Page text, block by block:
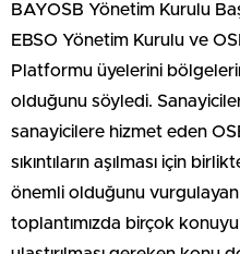
BAYOSB Yönetim Kurulu
EBSO Yönetim Kurulu ve
Platformu üyelerini
olduğunu söyledi.
sanayicilere hizmet eden
sıkıntıların aşılması için
önemli olduğunu
toplantımızda birçok